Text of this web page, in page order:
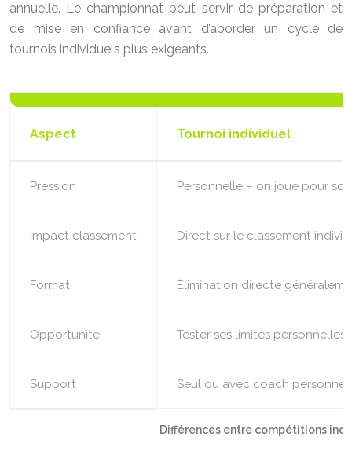
annuelle. Le championnat peut servir de préparation et
de mise en confiance avant d’aborder un cycle de
tournois individuels plus exigeants.
Différences entre compétitions
Aspect Tournoi individuel
Pression Personnelle – on joue pour soi
Impact classement Direct sur le classement
Format Élimination directe
Opportunité Tester ses limites personnelles
Support Seul ou avec coach personnel